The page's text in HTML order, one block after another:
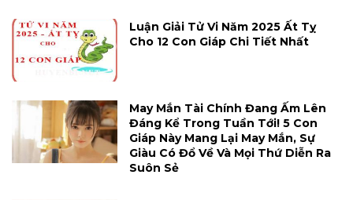
Luận Giải Tử Vi Năm 2025 Ất Tỵ
Cho 12 Con Giáp Chi Tiết Nhất
May Mắn Tài Chính Đang Ấm Lên
Đáng Kể Trong Tuần Tới! 5 Con
Giáp Này Mang Lại May Mắn, Sự
Giàu Có Đổ Về Và Mọi Thứ Diễn Ra
Suôn Sẻ